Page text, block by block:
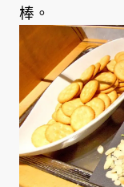
棒。